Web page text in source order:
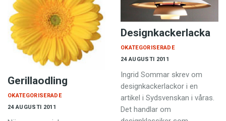
Gerillaodling
24 AUGUSTI 2011
OKATEGORISERADE
Designkackerlacka
24 AUGUSTI 2011
OKATEGORISERADE
Ingrid Sommar skrev om
designkackerlackor i en
artikel i Sydsvenskan i våras.
Det handlar om